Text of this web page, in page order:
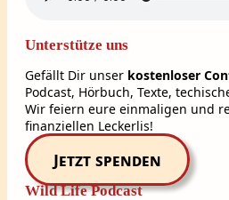
Unterstütze uns
Gefällt Dir unser kostenloser
Podcast, Hörbuch, Texte,
Wir feiern eure einmaligen und
finanziellen Leckerlis!
Jetzt spenden
Wild Life Podcast